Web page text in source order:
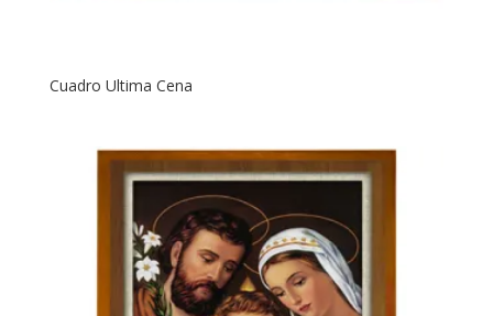
Cuadro Ultima Cena